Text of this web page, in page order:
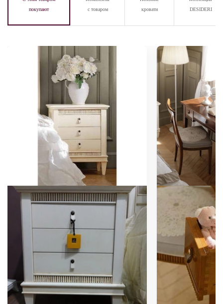
покупают
с товаром
кровати
DESIDERI